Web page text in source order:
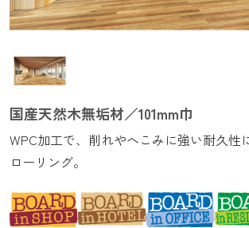
国産天然木無垢材／101mm巾
WPC加工で、削れやへこみに強い耐久性
ローリング。